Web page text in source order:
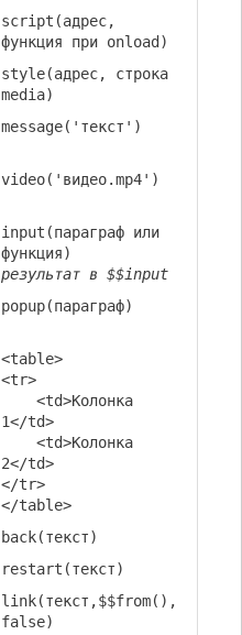
script(адрес,
функция при onload)
style(адрес, строка
media)
message('текст')
video('видео.mp4')
input(параграф или
функция)
результат в $$input
popup(параграф)
<table>
<tr>
<td>Колонка
1</td>
<td>Колонка
2</td>
</tr>
</table>
baсk(текст)
restart(текст)
link(текст,$$from(),
false)